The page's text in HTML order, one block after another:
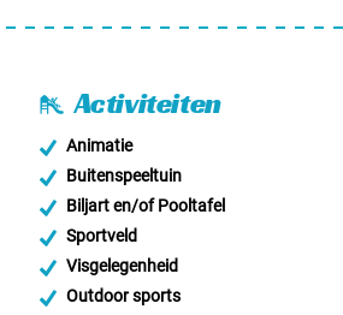
Activiteiten
Animatie
Buitenspeeltuin
Biljart en/of Pooltafel
Sportveld
Visgelegenheid
Outdoor sports